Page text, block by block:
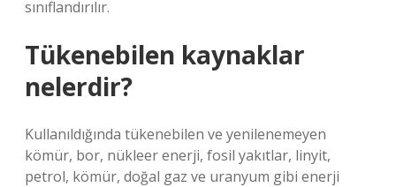
sınıflandırılır.
Tükenebilen kaynaklar
nelerdir?
Kullanıldığında tükenebilen ve yenilenemeyen
kömür, bor, nükleer enerji, fosil yakıtlar, linyit,
petrol, kömür, doğal gaz ve uranyum gibi enerji